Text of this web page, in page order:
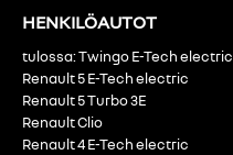
HENKILÖAUTOT
tulossa: Twingo E-Tech electric
Renault 5 E-Tech electric
Renault 5 Turbo 3E
Renault Clio
Renault 4 E-Tech electric